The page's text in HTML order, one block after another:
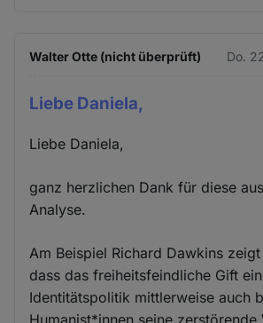
Walter Otte (nicht überprüft) Do.
Liebe Daniela,
Liebe Daniela,
ganz herzlichen Dank für diese
Analyse.
Am Beispiel Richard Dawkins
dass das freiheitsfeindliche Gift
Identitätspolitik mittlerweise auch